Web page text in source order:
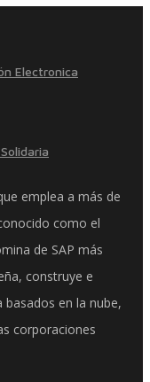
Electronica
emplea a más de
como el
de SAP más
construye e
basados ​​en la nube,
corporaciones